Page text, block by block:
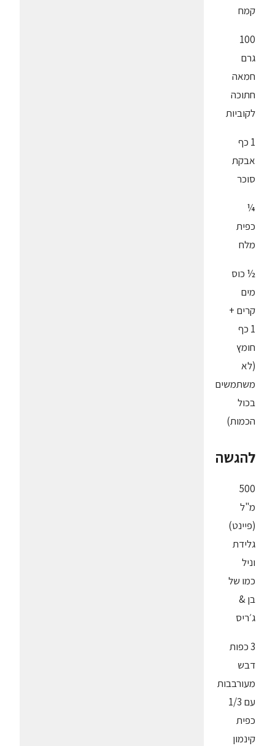
קמח
100
גרם
חמאה
חתוכה
לקוביות
1 כף
אבקת
סוכר
¼
כפית
מלח
½ כוס
מים
קרים +
1 כף
חומץ
(לא
משתמשים
בכול
הכמות)
להגשה
500
מ"ל
(פיינט)
גלידת
וניל
כמו של
בן &
ג׳ריס
3 כפות
דבש
מעורבבות
עם 1/3
כפית
קינמון